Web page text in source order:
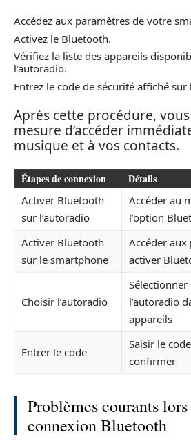
Accédez aux paramètres de votre
Activez le Bluetooth.
Vérifiez la liste des appareils
l’autoradio.
Entrez le code de sécurité affiché sur
Après cette procédure,
mesure d’accéder
musique et à vos contacts.
Étapes de connexion Détails
Activer Bluetooth
sur l’autoradio
Accéder au
l’option
Activer Bluetooth
sur le smartphone
Accéder
activer
Choisir l’autoradio
l’autoradio
appareils
Entrer le code
Saisir le
confirmer
Problèmes courants
connexion Bluetooth